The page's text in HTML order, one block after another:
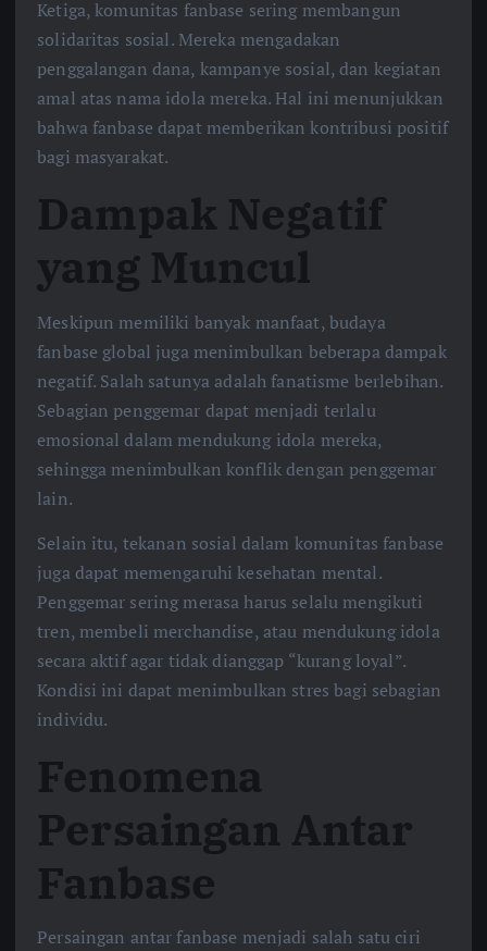
Ketiga, komunitas fanbase sering membangun
solidaritas sosial. Mereka mengadakan
penggalangan dana, kampanye sosial, dan kegiatan
amal atas nama idola mereka. Hal ini menunjukkan
bahwa fanbase dapat memberikan kontribusi positif
bagi masyarakat.
Dampak Negatif
yang Muncul
Meskipun memiliki banyak manfaat, budaya
fanbase global juga menimbulkan beberapa dampak
negatif. Salah satunya adalah fanatisme berlebihan.
Sebagian penggemar dapat menjadi terlalu
emosional dalam mendukung idola mereka,
sehingga menimbulkan konflik dengan penggemar
lain.
Selain itu, tekanan sosial dalam komunitas fanbase
juga dapat memengaruhi kesehatan mental.
Penggemar sering merasa harus selalu mengikuti
tren, membeli merchandise, atau mendukung idola
secara aktif agar tidak dianggap “kurang loyal”.
Kondisi ini dapat menimbulkan stres bagi sebagian
individu.
Fenomena
Persaingan Antar
Fanbase
Persaingan antar fanbase menjadi salah satu ciri